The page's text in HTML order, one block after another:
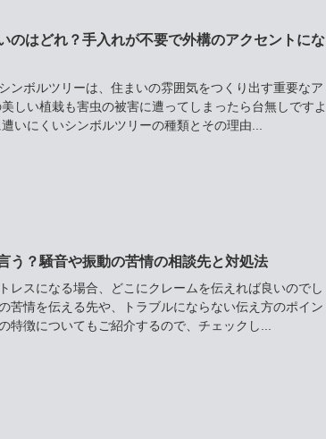
のはどれ？手入れが不要で外構のアクセントにな
ンボルツリーは、住まいの雰囲気をつくり出す重要なア
しい植栽も害虫の被害に遭ってしまったら台無しですよ
いにくいシンボルツリーの種類とその理由...
う？騒音や振動の苦情の相談先と対処法
レスになる場合、どこにクレームを伝えれば良いのでし
苦情を伝える先や、トラブルにならない伝え方のポイン
特徴についてもご紹介するので、チェックし...